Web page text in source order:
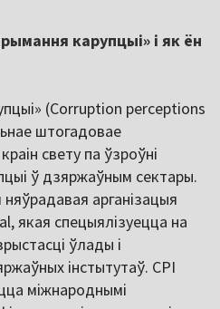
карупцыі» і як ён
(Corruption perceptions
штогадовае
свету па ўзроўні
ў дзяржаўным сектары.
арганізацыя
якая спецыялізуецца на
ўлады і
інстытутаў. CPI
міжнароднымі